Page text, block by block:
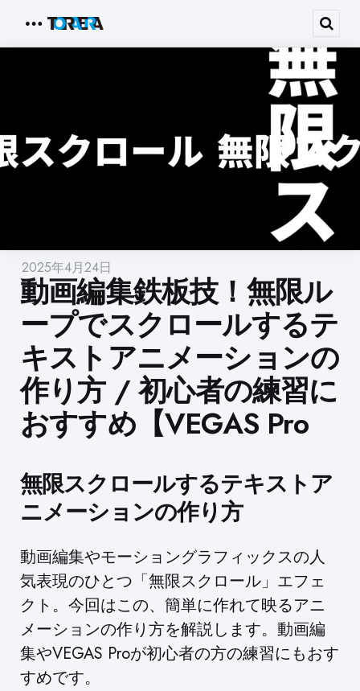
Menu
2025年4月24日
動画編集鉄板技！無限ル
ープでスクロールするテ
キストアニメーションの
作り方 / 初心者の練習に
おすすめ【VEGAS Pro
無限スクロールするテキストア
ニメーションの作り方
動画編集やモーショングラフィックスの人
気表現のひとつ「無限スクロール」エフェ
クト。今回はこの、簡単に作れて映るアニ
メーションの作り方を解説します。動画編
集やVEGAS Proが初心者の方の練習にもおす
すめです。